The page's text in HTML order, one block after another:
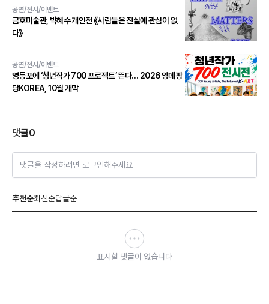
공연/전시/이벤트
금호미술관, 박혜수 개인전 《사람들은 진실에 관심이 없
다》
공연/전시/이벤트
영등포에 ‘청년작가 700 프로젝트’ 뜬다… 2026 앙데팡
당KOREA, 10월 개막
댓글0
댓글을 작성하려면 로그인해주세요
추천순최신순답글순
표시할 댓글이 없습니다